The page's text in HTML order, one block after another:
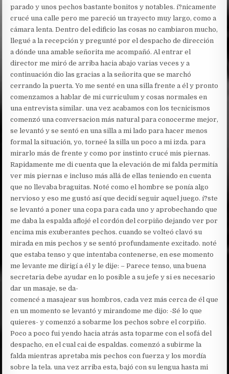
parado y unos pechos bastante bonitos y notables. í?nicamente
crucé una calle pero me pareció un trayecto muy largo, como a
cámara lenta. Dentro del edificio las cosas no cambiaron mucho,
llegué a la recepción y pregunté por el despacho de dirección
a dónde una amable señorita me acompañó. Al entrar el
director me miró de arriba hacia abajo varias veces y a
continuación dio las gracias a la señorita que se marchó
cerrando la puerta. Yo me senté en una silla frente a él y pronto
comenzamos a hablar de mi curriculum y cosas normales en
una entrevista similar. una vez acabamos con los tecnicismos
comenzó una conversacion más natural para conocerme mejor,
se levantó y se sentó en una silla a mi lado para hacer menos
formal la situación, yo, torneé la silla un poco a mi izda. para
mirarlo más de frente y como por instinto crucé mis piernas.
Rapidamente me di cuenta que la elevación de mi falda permitía
ver mis piernas e incluso más allá de ellas teniendo en cuenta
que no llevaba braguitas. Noté como el hombre se ponía algo
nervioso y eso me gustó así que decidí seguir aquel juego. í?ste
se levantó a poner una copa para cada uno y aprobechando que
me daba la espalda aflojé el cordón del corpiño dejando ver por
encima mis exuberantes pechos. cuando se volteó clavó su
mirada en mis pechos y se sentó profundamente excitado. noté
que estaba tenso y que intentaba contenerse, en ese momento
me levante me dirigí a él y le dije: – Parece tenso, una buena
secretaria debe ayudar en lo posible a su jefe y si es necesario
dar un masaje, se da-
comencé a masajear sus hombros, cada vez más cerca de él que
en un momento se levantó y mirandome me dijo: -Sé lo que
quieres- y comenzó a sobarme los pechos sobre el corpiño.
Poco a poco fui yendo hacia atrás asta toparme con el sofá del
despacho, en el cual cai de espaldas. comenzó a subirme la
falda mientras apretaba mis pechos con fuerza y los mordía
sobre la tela. una vez arriba esta, bajó con su lengua hasta mi